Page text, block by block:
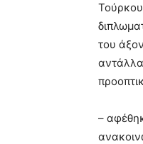
του
–